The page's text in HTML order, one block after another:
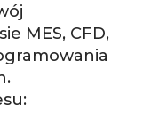
MES, CFD,